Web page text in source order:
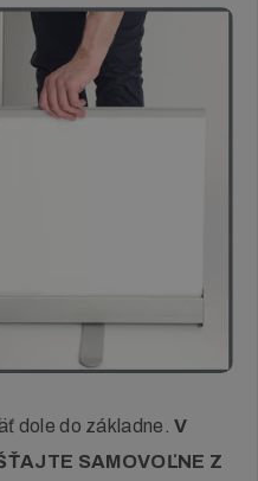
dole do základne.V
SAMOVOĽNE Z